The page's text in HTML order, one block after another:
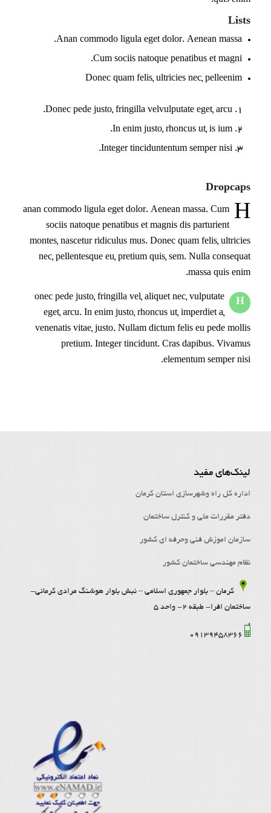
Lists
Anan commodo ligula eget dolor. Aenean massa.
Cum sociis natoque penatibus et magni.
Donec quam felis, ultricies nec, pelleenim
Donec pede justo, fringilla velvulputate eget, arcu.
In enim justo, rhoncus ut, is ium.
Integer tinciduntentum semper nisi.
Dropcaps
H
anan commodo ligula eget dolor. Aenean massa. Cum
sociis natoque penatibus et magnis dis parturient
montes, nascetur ridiculus mus. Donec quam felis, ultricies
nec, pellentesque eu, pretium quis, sem. Nulla consequat
massa quis enim.
H
onec pede justo, fringilla vel, aliquet nec, vulputate
eget, arcu. In enim justo, rhoncus ut, imperdiet a,
venenatis vitae, justo. Nullam dictum felis eu pede mollis
pretium. Integer tincidunt. Cras dapibus. Vivamus
elementum semper nisi.
لینک‌‌های مفید
اداره کل راه وشهرسازی استان کرمان
دفتر مقررات ملی و کنترل ساختمان
سازمان اموزش فنی وحرفه ای کشور
نظام مهندسی ساختمان کشور
کرمان – بلوار جمهوری اسلامی – نبش بلوار هوشنگ مرادی کرمانی-
ساختمان افرا- طبقه 2- واحد 5
09139458366